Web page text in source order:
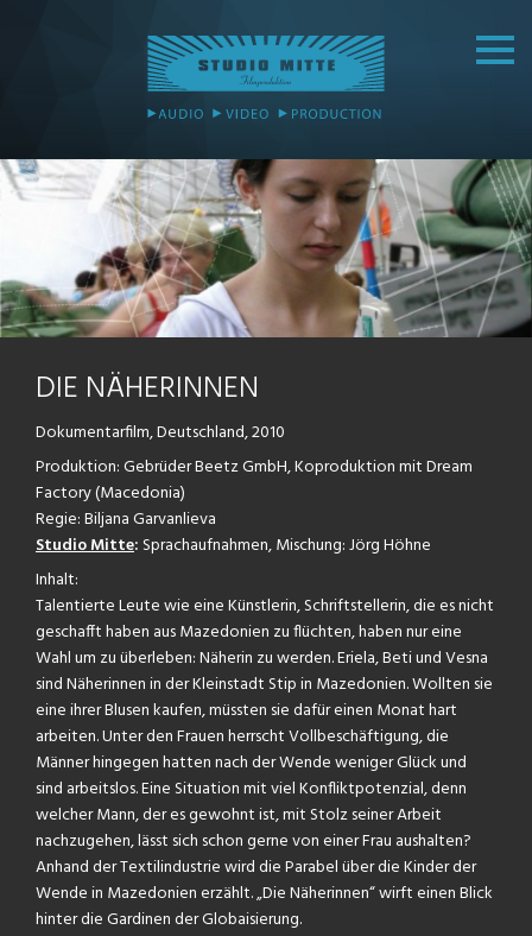
DIE NÄHERINNEN
Dokumentarfilm, Deutschland, 2010
Produktion: Gebrüder Beetz GmbH, Koproduktion mit Dream
Factory (Macedonia)
Regie: Biljana Garvanlieva
Studio Mitte: Sprachaufnahmen, Mischung: Jörg Höhne
Inhalt:
Talentierte Leute wie eine Künstlerin, Schriftstellerin, die es nicht
geschafft haben aus Mazedonien zu flüchten, haben nur eine
Wahl um zu überleben: Näherin zu werden. Eriela, Beti und Vesna
sind Näherinnen in der Kleinstadt Stip in Mazedonien. Wollten sie
eine ihrer Blusen kaufen, müssten sie dafür einen Monat hart
arbeiten. Unter den Frauen herrscht Vollbeschäftigung, die
Männer hingegen hatten nach der Wende weniger Glück und
sind arbeitslos. Eine Situation mit viel Konfliktpotenzial, denn
welcher Mann, der es gewohnt ist, mit Stolz seiner Arbeit
nachzugehen, lässt sich schon gerne von einer Frau aushalten?
Anhand der Textilindustrie wird die Parabel über die Kinder der
Wende in Mazedonien erzählt. „Die Näherinnen“ wirft einen Blick
hinter die Gardinen der Globaisierung.